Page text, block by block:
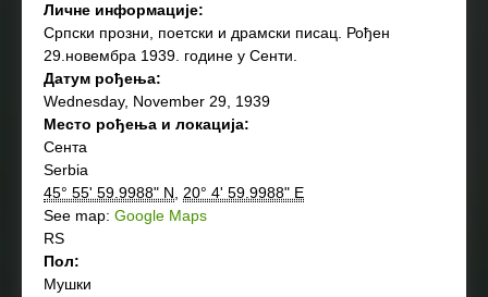
Личне информације:
Српски прозни, поетски и драмски писац. Рођен
29.новембра 1939. године у Сенти.
Датум рођења:
Wednesday, November 29, 1939
Место рођења и локација:
Сента
Serbia
45° 55' 59.9988" N
20° 4' 59.9988" E
See map: Google Maps
RS
Пол:
Мушки